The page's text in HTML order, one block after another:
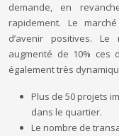
demande, en
rapidement. Le
d’avenir positives.
augmenté de 10% ces
également très
Plus de 50 projets
dans le quartier.
Le nombre de